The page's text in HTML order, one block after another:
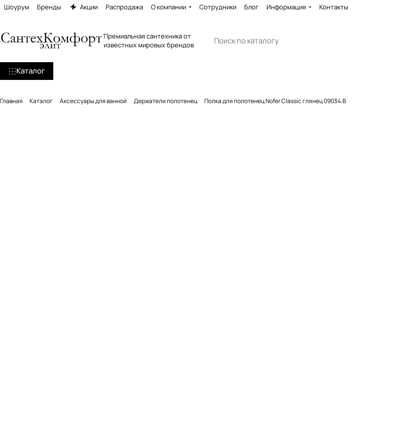
Шоурум Бренды Акции Распродажа О компании Сотрудники Блог Информация Контакты
Премиальная сантехника от
известных мировых брендов
Каталог
Главная Каталог Аксессуары для ванной Держатели полотенец Полка для полотенец Nofer Classic глянец 09034.B